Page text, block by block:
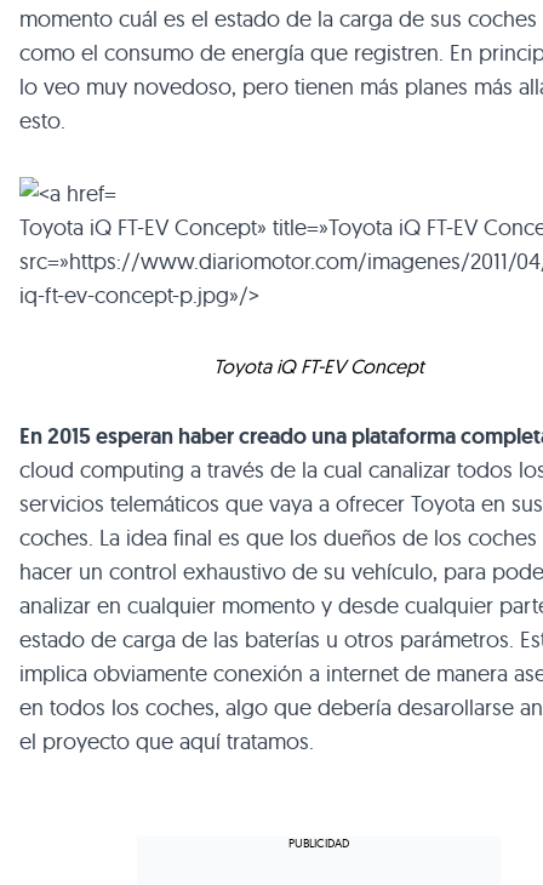
momento cuál es el estado de la carga de sus coches
como el consumo de energía que registren. En
lo veo muy novedoso, pero tienen más planes más
esto.
Toyota iQ FT-EV Concept» title=»Toyota iQ FT-EV
src=»https://www.diariomotor.com/imagenes/2011/
iq-ft-ev-concept-p.jpg»/>
Toyota iQ FT-EV Concept
En 2015 esperan haber creado una plataforma
cloud computing a través de la cual canalizar todos
servicios telemáticos que vaya a ofrecer Toyota en sus
coches. La idea final es que los dueños de los
hacer un control exhaustivo de su vehículo, para
analizar en cualquier momento y desde cualquier
estado de carga de las baterías u otros parámetros.
implica obviamente conexión a internet de manera
en todos los coches, algo que debería desarollarse
el proyecto que aquí tratamos.